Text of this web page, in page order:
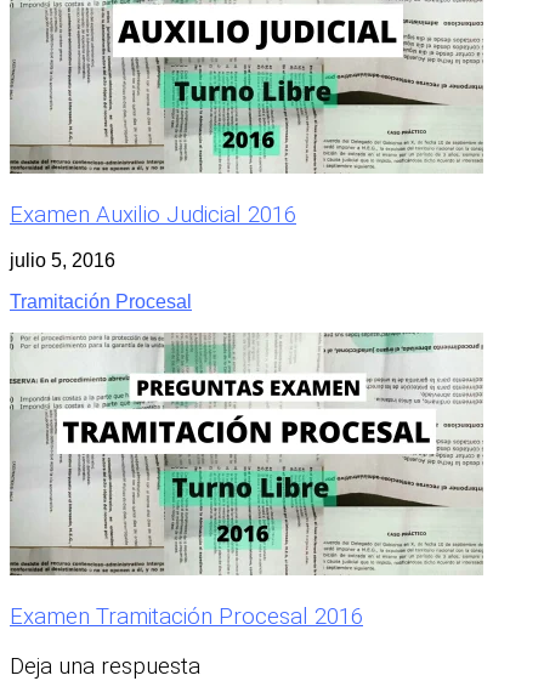
Examen Auxilio Judicial 2016
julio 5, 2016
Tramitación Procesal
Examen Tramitación Procesal 2016
Deja una respuesta